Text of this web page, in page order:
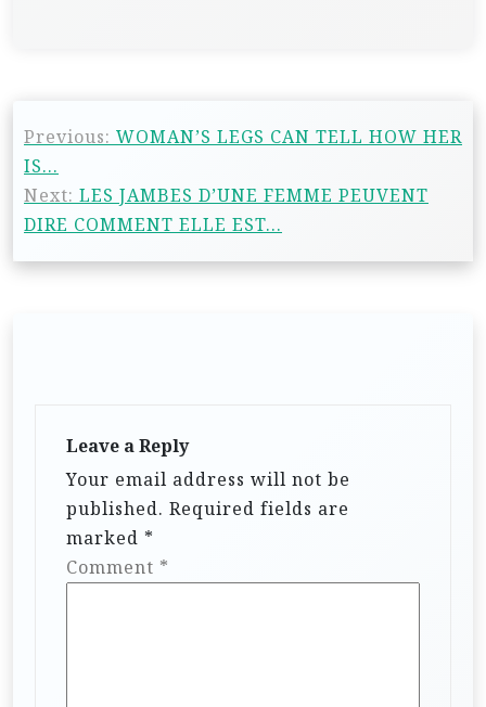
Previous: WOMAN’S LEGS CAN TELL HOW HER
IS…
Next: LES JAMBES D’UNE FEMME PEUVENT
DIRE COMMENT ELLE EST…
Leave a Reply
Your email address will not be
published. Required fields are
marked *
Comment *